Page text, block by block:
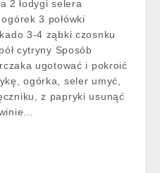
2 łodygi selera
3 połówki
3-4 ząbki czosnku
cytryny Sposób
ugotować i pokroić
ogórka, seler umyć,
z papryki usunąć